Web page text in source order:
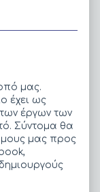
μας.
έχει ως
έργων των
Σύντομα θα
μας προς